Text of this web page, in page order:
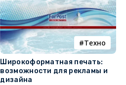
Tехно
Широкоформатная печать:
возможности для рекламы и
дизайна